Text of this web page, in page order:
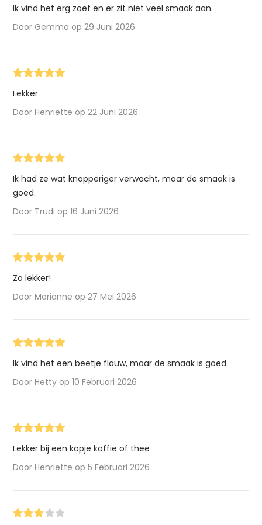
Ik vind het erg zoet en er zit niet veel smaak aan.
Door Gemma op 29 Juni 2026
Lekker
Door Henriëtte op 22 Juni 2026
Ik had ze wat knapperiger verwacht, maar de smaak is
goed.
Door Trudi op 16 Juni 2026
Zo lekker!
Door Marianne op 27 Mei 2026
Ik vind het een beetje flauw, maar de smaak is goed.
Door Hetty op 10 Februari 2026
Lekker bij een kopje koffie of thee
Door Henriëtte op 5 Februari 2026